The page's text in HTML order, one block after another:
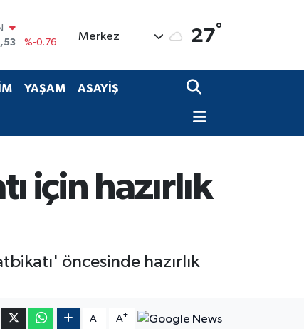
%-0.76
%0.17
%64
Merkez 27°
YAŞAM ASAYİŞ
için hazırlık
öncesinde hazırlık
A- A+